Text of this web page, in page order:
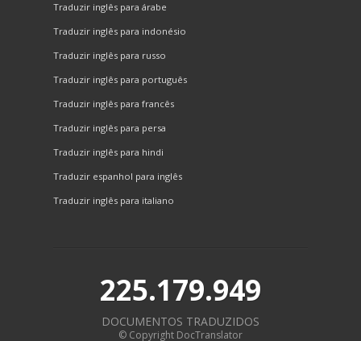
Traduzir inglês para árabe
Traduzir inglês para indonésio
Traduzir inglês para russo
Traduzir inglês para português
Traduzir inglês para francês
Traduzir inglês para persa
Traduzir inglês para hindi
Traduzir espanhol para inglês
Traduzir inglês para italiano
225.179.949
DOCUMENTOS TRADUZIDOS
© Copyright DocTranslator